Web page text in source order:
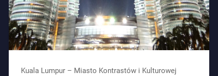
Kuala Lumpur – Miasto Kontrastów i Kulturowej